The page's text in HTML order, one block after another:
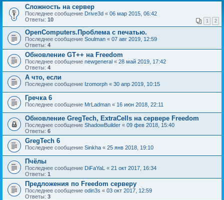
Сложность на сервер
Последнее сообщение Drive3d « 06 мар 2015, 06:42
Ответы: 10 1 2
OpenComputers.Проблема с печатью.
Последнее сообщение Soulman « 07 авг 2019, 12:59
Ответы: 4
Обновление GT++ на Freedom
Последнее сообщение newgeneral « 28 май 2019, 17:42
Ответы: 4
А что, если
Последнее сообщение Izomorph « 30 апр 2019, 10:15
Гречка 6
Последнее сообщение MrLadman « 16 июн 2018, 22:11
Обновление GregTech, ExtraCells на сервере Freedom
Последнее сообщение ShadowBuilder « 09 фев 2018, 15:40
Ответы: 6
GregTech 6
Последнее сообщение Sinkha « 25 янв 2018, 19:10
Пчёлы
Последнее сообщение DiFaYaL « 21 окт 2017, 16:34
Ответы: 1
Предложения по Freedom серверу
Последнее сообщение odin3s « 03 окт 2017, 12:59
Ответы: 3